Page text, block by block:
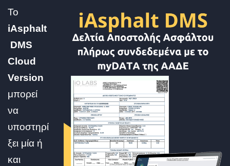
Το
iAsphalt
DMS
Cloud
Version
μπορεί
να
υποστηρί
ξει μία ή
και